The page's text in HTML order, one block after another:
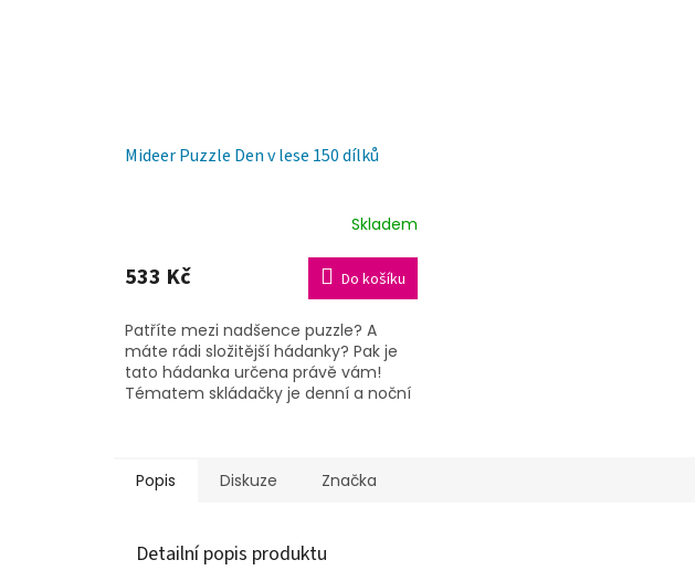
Mideer Puzzle Den v lese 150 dílků
Skladem
533 Kč Do košíku
Patříte mezi nadšence puzzle? A
máte rádi složitější hádanky? Pak je
tato hádanka určena právě vám!
Tématem skládačky je denní a noční
Popis Diskuze Značka
Detailní popis produktu